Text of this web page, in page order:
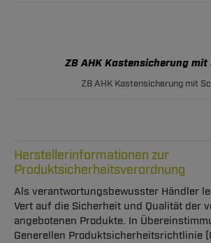
ZB AHK Kastensicherung mit
ZB AHK Kastensicherung mit
Herstellerinformationen zur
Produktsicherheitsverordnung
Als verantwortungsbewusster Händler
Vert auf die Sicherheit und Qualität der
angebotenen Produkte. In
Generellen Produktsicherheitsrichtlinie